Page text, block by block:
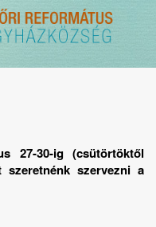
27-30-ig (csütörtöktől
szeretnénk szervezni a